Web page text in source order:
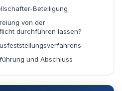
Beteiligung
von der
durchführen lassen?
und Abschluss